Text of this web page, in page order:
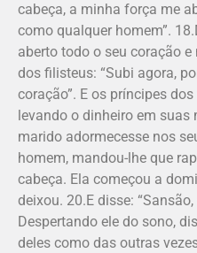
cabeça, a minha força me
como qualquer homem”.
aberto todo o seu coração
dos filisteus: “Subi agora,
coração”. E os príncipes
levando o dinheiro em
marido adormecesse nos
homem, mandou-lhe que
cabeça. Ela começou a
deixou. 20.E disse:
Despertando ele do sono,
deles como das outras